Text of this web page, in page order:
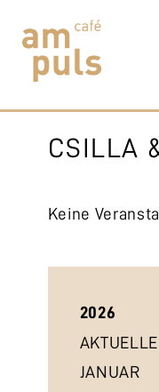
Cafe am Puls
Der beste Kaffee
CSILLA
Keine
2026
JANUAR